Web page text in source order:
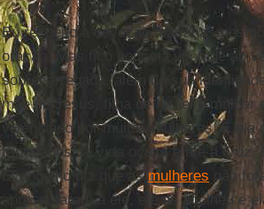
Eu respeito a devoção mariana,
oração. Mas fico pouco à vontade ao
sobrecarregada, além de sua
mãe de Jesus, filha de Israel e mulher
vivenciado por muitas mulheres. É ela
trinta anos de vida oculta e até a cruz.
Evangelho diz que as mulheres não
apresentaram a ele, ele as acolheu e